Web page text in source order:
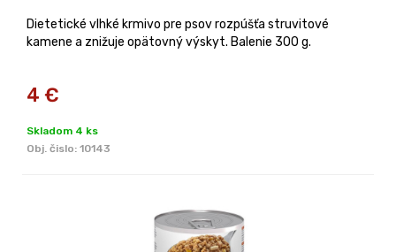
Dietetické vlhké krmivo pre psov rozpúšťa struvitové
kamene a znižuje opätovný výskyt. Balenie 300 g.
4 €
Skladom 4 ks
Obj. čislo: 10143